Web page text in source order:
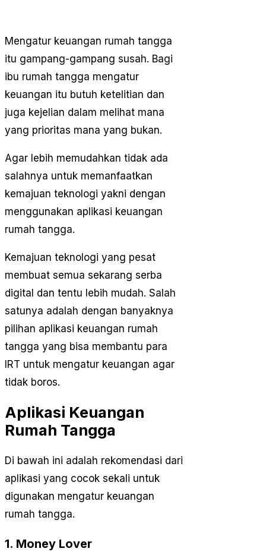
Mengatur keuangan rumah tangga
itu gampang-gampang susah. Bagi
ibu rumah tangga mengatur
keuangan itu butuh ketelitian dan
juga kejelian dalam melihat mana
yang prioritas mana yang bukan.
Agar lebih memudahkan tidak ada
salahnya untuk memanfaatkan
kemajuan teknologi yakni dengan
menggunakan aplikasi keuangan
rumah tangga.
Kemajuan teknologi yang pesat
membuat semua sekarang serba
digital dan tentu lebih mudah. Salah
satunya adalah dengan banyaknya
pilihan aplikasi keuangan rumah
tangga yang bisa membantu para
IRT untuk mengatur keuangan agar
tidak boros.
Aplikasi Keuangan
Rumah Tangga
Di bawah ini adalah rekomendasi dari
aplikasi yang cocok sekali untuk
digunakan mengatur keuangan
rumah tangga.
1. Money Lover